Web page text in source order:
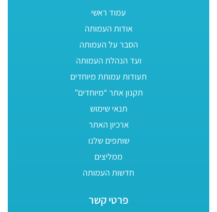
עמוד ראשי
אודות העמותה
הסבר על העמותה
ועד הנהלת העמותה
תעודות עמותת מיוחדים
תקנון אתר “מיוחדים”
תנאי שימוש
ארכיון האתר
שותפים שלנו
ממליצים
חדשות העמותה
פרטי קשר